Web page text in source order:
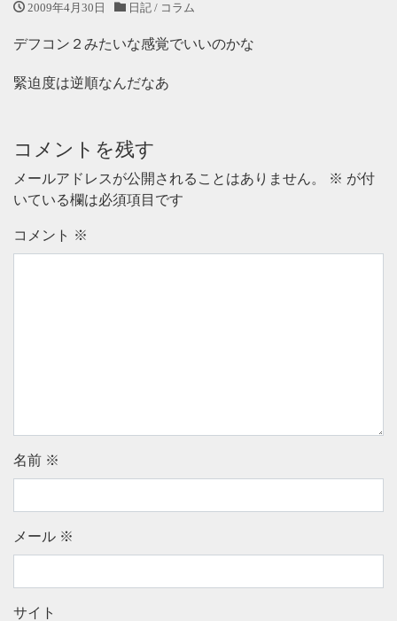
2009年4月30日 日記 / コラム
デフコン２みたいな感覚でいいのかな
緊迫度は逆順なんだなあ
コメントを残す
メールアドレスが公開されることはありません。 ※ が付
いている欄は必須項目です
コメント ※
名前 ※
メール ※
サイト